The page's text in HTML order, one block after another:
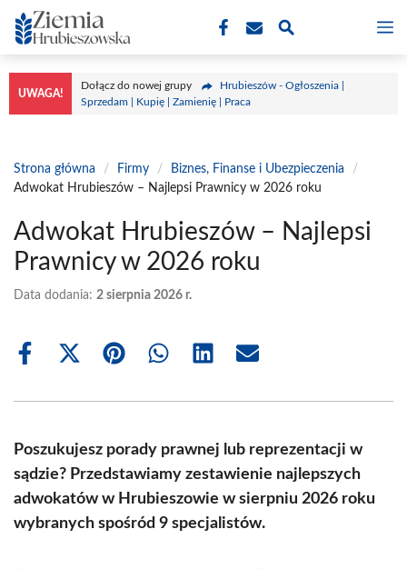
Przejdź
do
treści
UWAGA!
Dołącz do nowej grupy
Hrubieszów - Ogłoszenia |
Sprzedam | Kupię | Zamienię | Praca
Strona główna / Firmy / Biznes, Finanse i Ubezpieczenia
/
Adwokat Hrubieszów – Najlepsi Prawnicy w 2026 roku
Adwokat Hrubieszów – Najlepsi
Prawnicy w 2026 roku
Data dodania: 2 sierpnia 2026 r.
Share
Share
(Twitter)
Share Share Share Share
Poszukujesz porady prawnej lub reprezentacji w
sądzie? Przedstawiamy zestawienie najlepszych
adwokatów w Hrubieszowie w sierpniu 2026 roku
wybranych spośród 9 specjalistów.